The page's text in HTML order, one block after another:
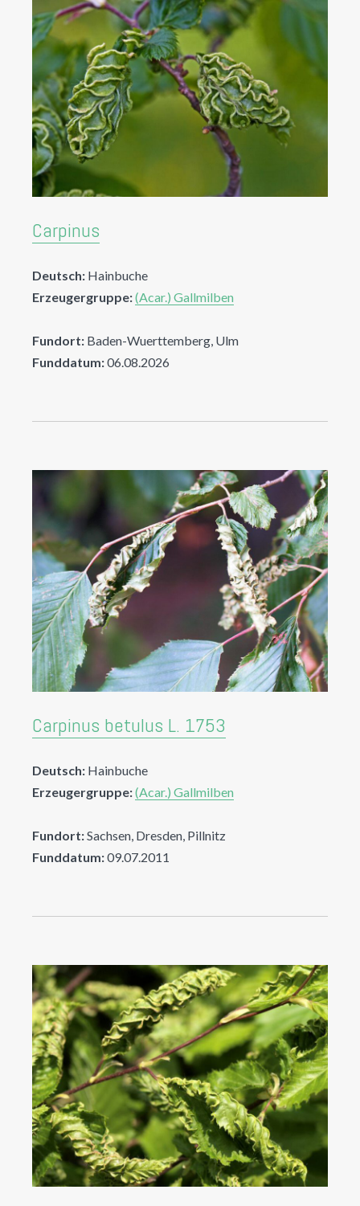
Carpinus
Deutsch: Hainbuche
Erzeugergruppe:(Acar.) Gallmilben
Fundort: Baden-Wuerttemberg, Ulm
Funddatum:06.08.2026
Carpinus betulus L. 1753
Deutsch: Hainbuche
Erzeugergruppe:(Acar.) Gallmilben
Fundort:Sachsen, Dresden, Pillnitz
Funddatum:09.07.2011